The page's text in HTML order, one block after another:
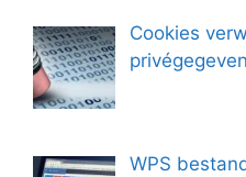
Cookies
WPS